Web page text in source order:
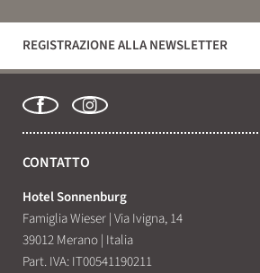
REGISTRAZIONE ALLA NEWSLETTER
CONTATTO
Hotel Sonnenburg
Famiglia Wieser|Via Ivigna, 14
39012 Merano| Italia
Part. IVA: IT00541190211
COSA STAI